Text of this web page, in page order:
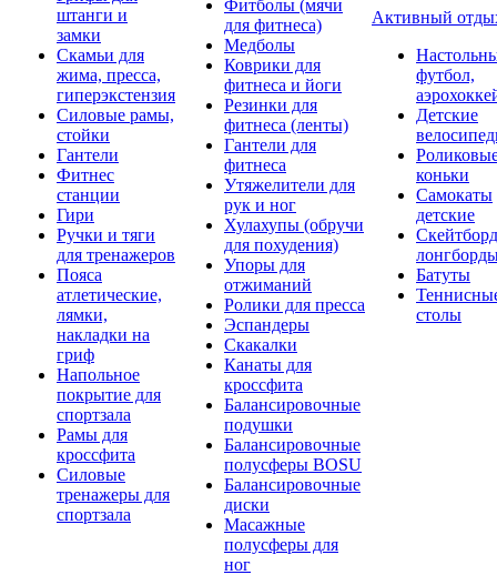
штанги и
замки
Скамьи для
жима, пресса,
гиперэкстензия
Силовые рамы,
стойки
Гантели
Фитнес
станции
Гири
Ручки и тяги
для тренажеров
Пояса
атлетические,
лямки,
накладки на
гриф
Напольное
покрытие для
спортзала
Рамы для
кроссфита
Силовые
тренажеры для
спортзала
Фитболы (мячи
для фитнеса)
Медболы
Коврики для
фитнеса и йоги
Резинки для
фитнеса (ленты)
Гантели для
фитнеса
Утяжелители для
рук и ног
Хулахупы (обручи
для похудения)
Упоры для
отжиманий
Ролики для пресса
Эспандеры
Скакалки
Канаты для
кроссфита
Балансировочные
подушки
Балансировочные
полусферы BOSU
Балансировочные
диски
Масажные
полусферы для
ног
Активный
футбол,
Детские
коньки
Самокаты
детские
Батуты
столы